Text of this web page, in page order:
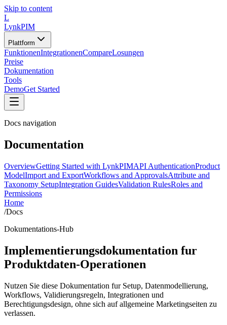
Skip to content
L
LynkPIM
Plattform
FunktionenIntegrationenCompareLosungen
Preise
Dokumentation
Tools
DemoGet Started
Docs navigation
Documentation
OverviewGetting Started with LynkPIMAPI AuthenticationProduct
ModelImport and ExportWorkflows and ApprovalsAttribute and
Taxonomy SetupIntegration GuidesValidation RulesRoles and
Permissions
Home
/Docs
Dokumentations-Hub
Implementierungsdokumentation fur
Produktdaten-Operationen
Nutzen Sie diese Dokumentation fur Setup, Datenmodellierung,
Workflows, Validierungsregeln, Integrationen und
Berechtigungsdesign, ohne sich auf allgemeine Marketingseiten zu
verlassen.